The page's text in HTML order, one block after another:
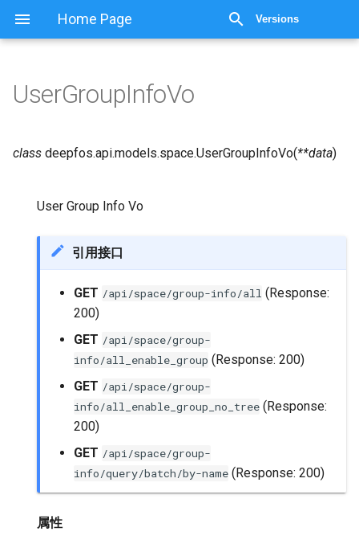
Home Page Versions
UserGroupInfoVo
class deepfos.api.models.space.UserGroupInfoVo(**data)
User Group Info Vo
引用接口
GET /api/space/group-info/all (Response:
200)
GET /api/space/group-
info/all_enable_group (Response: 200)
GET /api/space/group-
info/all_enable_group_no_tree (Response:
200)
GET /api/space/group-
info/query/batch/by-name (Response: 200)
属性